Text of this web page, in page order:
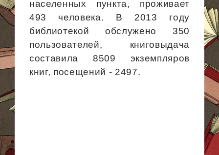
населенных пункта, проживает
493 человека. В 2013 году
библиотекой обслужено 350
пользователей, книговыдача
составила 8509 экземпляров
книг, посещений - 2497.